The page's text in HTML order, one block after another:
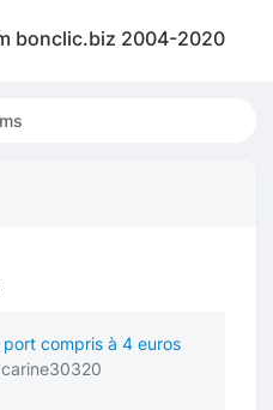
bonclic.biz 2004-2020
compris à 4 euros